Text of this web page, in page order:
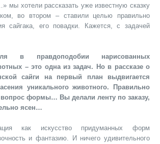
мы хотели рассказать уже известную сказку
во втором – ставили целью правильно
сайгака, его повадки. Кажется, с задачей
в правдоподобии нарисованных
– это одна из задач. Но в рассказе о
сайги на первый план выдвигается
уникального животного. Правильно
вопрос формы… Вы делали ленту по заказу,
ясен…
как искусство придуманных форм
и фантазию. И ничего удивительного